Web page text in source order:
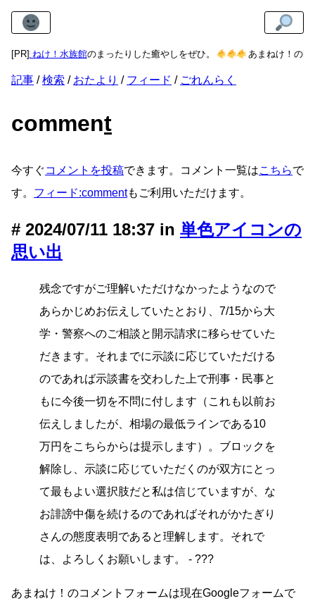
[PR]
あまねけ！水族館のまったりした癒やしをぜひ。 あまねけ！の同
記事 検索 おたより フィード ごれんらく
comment
今すぐコメントを投稿できます。コメント一覧はこちらで
す。 フィード:commentもご利用いただけます。
2024/07/11 18:37 in 単色アイコンの
思い出
残念ですがご理解いただけなかったようなので
あらかじめお伝えしていたとおり、7/15から大
学・警察へのご相談と開示請求に移らせていた
だきます。それまでに示談に応じていただける
のであれば示談書を交わした上で刑事・民事と
もに今後一切を不問に付します（これも以前お
伝えしましたが、相場の最低ラインである10
万円をこちらからは提示します）。ブロックを
解除し、示談に応じていただくのが双方にとっ
て最もよい選択肢だと私は信じていますが、な
お誹謗中傷を続けるのであればそれがかたぎり
さんの態度表明であると理解します。それで
は、よろしくお願いします。 - ???
あまねけ！のコメントフォームは現在Googleフォームで